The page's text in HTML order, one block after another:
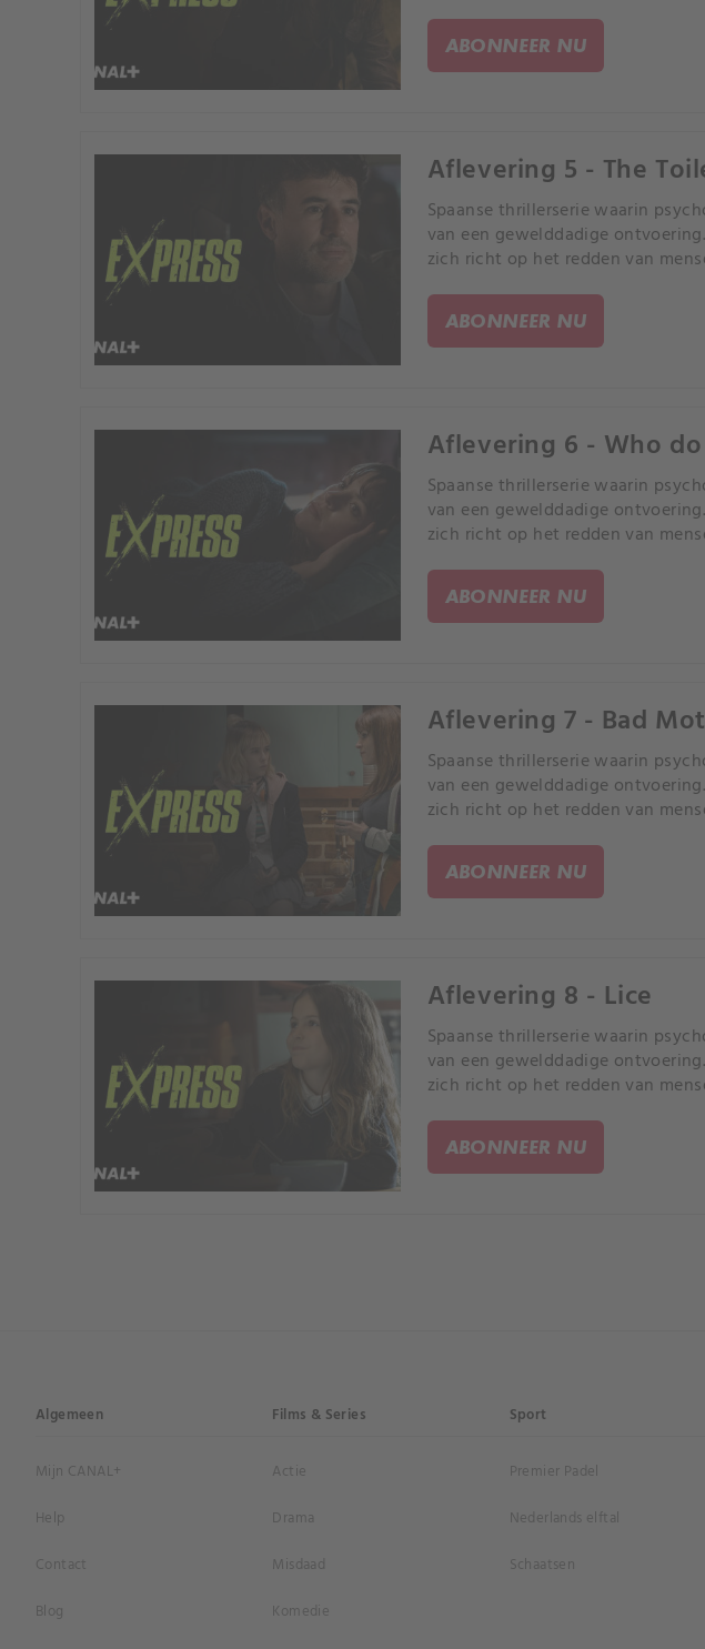
ABONNEER NU
Aflevering 5 - The
Spaanse thrillerserie waarin
van een gewelddadige
zich richt op het redden van
ABONNEER NU
Aflevering 6 - Who
Spaanse thrillerserie waarin
van een gewelddadige
zich richt op het redden van
ABONNEER NU
Aflevering 7 - Bad
Spaanse thrillerserie waarin
van een gewelddadige
zich richt op het redden van
ABONNEER NU
Aflevering 8 - Lice
Spaanse thrillerserie waarin
van een gewelddadige
zich richt op het redden van
ABONNEER NU
Algemeen
Mijn CANAL+
Help
Contact
Blog
Films & Series
Actie
Drama
Misdaad
Komedie
Sport
Premier Padel
Nederlands elftal
Schaatsen